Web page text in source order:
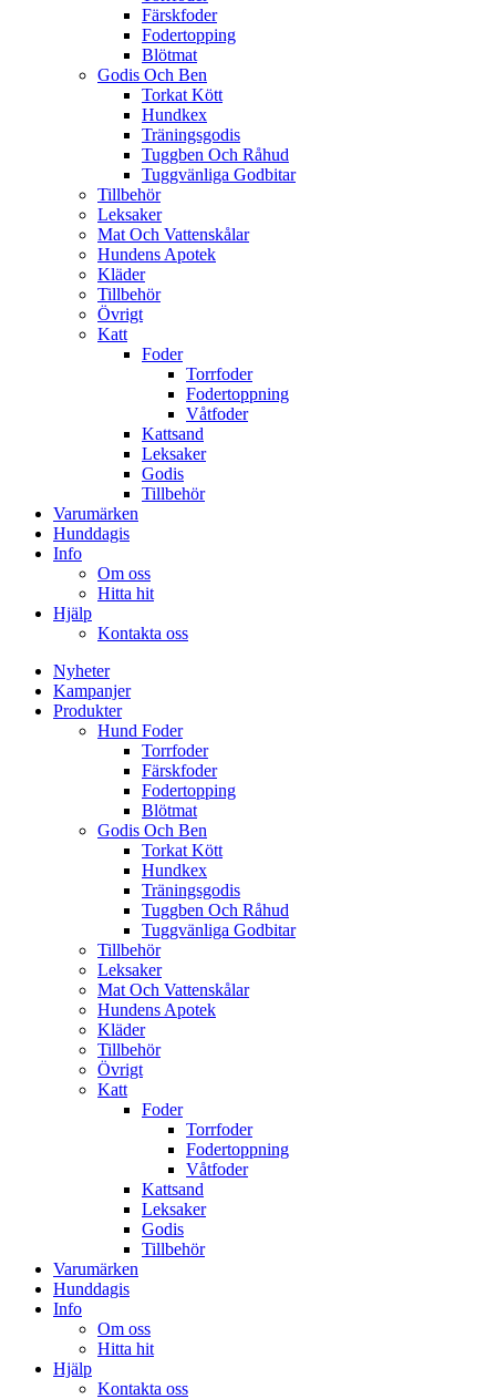
Färskfoder
Fodertopping
Blötmat
Godis Och Ben
Torkat Kött
Hundkex
Träningsgodis
Tuggben Och Råhud
Tuggvänliga Godbitar
Tillbehör
Leksaker
Mat Och Vattenskålar
Hundens Apotek
Kläder
Tillbehör
Övrigt
Katt
Foder
Torrfoder
Fodertoppning
Våtfoder
Kattsand
Leksaker
Godis
Tillbehör
Varumärken
Hunddagis
Info
Om oss
Hitta hit
Hjälp
Kontakta oss
Nyheter
Kampanjer
Produkter
Hund Foder
Torrfoder
Färskfoder
Fodertopping
Blötmat
Godis Och Ben
Torkat Kött
Hundkex
Träningsgodis
Tuggben Och Råhud
Tuggvänliga Godbitar
Tillbehör
Leksaker
Mat Och Vattenskålar
Hundens Apotek
Kläder
Tillbehör
Övrigt
Katt
Foder
Torrfoder
Fodertoppning
Våtfoder
Kattsand
Leksaker
Godis
Tillbehör
Varumärken
Hunddagis
Info
Om oss
Hitta hit
Hjälp
Kontakta oss